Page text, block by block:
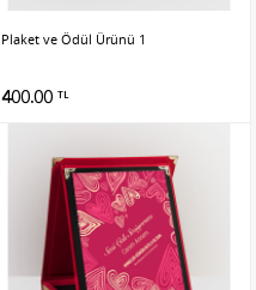
Plaket ve Ödül Ürünü 1
400.00 TL